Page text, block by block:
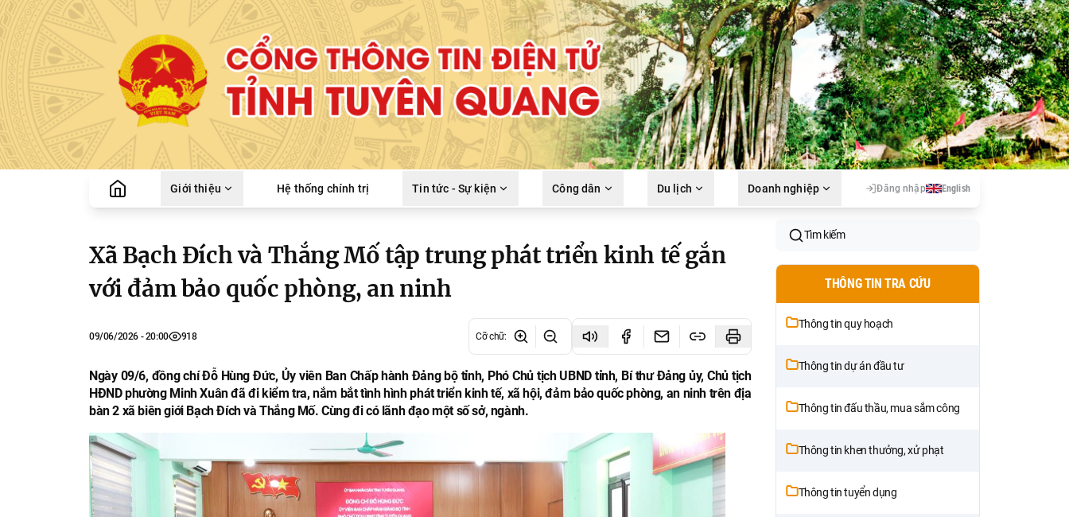
Giới thiệu Hệ thống chính trị Tin tức - Sự kiện Công dân Du lịch Doanh nghiệp Đăng nhập English
Xã Bạch Đích và Thắng Mố tập trung phát triển kinh tế gắn
với đảm bảo quốc phòng, an ninh
09/06/2026 - 20:00 918 Cỡ chữ:
Ngày 09/6, đồng chí Đỗ Hùng Đức, Ủy viên Ban Chấp hành Đảng bộ tỉnh, Phó Chủ tịch UBND tỉnh, Bí thư Đảng ủy, Chủ tịch
HĐND phường Minh Xuân đã đi kiểm tra, nắm bắt tình hình phát triển kinh tế, xã hội, đảm bảo quốc phòng, an ninh trên địa
bàn 2 xã biên giới Bạch Đích và Thắng Mố. Cùng đi có lãnh đạo một số sở, ngành.
Tìm kiếm
THÔNG TIN TRA CỨU
Thông tin quy hoạch
Thông tin dự án đầu tư
Thông tin đấu thầu, mua sắm công
Thông tin khen thưởng, xử phạt
Thông tin tuyển dụng